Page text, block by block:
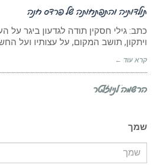
תולדותיה והתפתחותה של פרדס חנה
כתב: גילי חסקין תודה לגדעון ביגר על
ויתקון, תושב המקום, על עצותיו ועל
קרא עוד ←
הרשמה לניוזלטר
שמך